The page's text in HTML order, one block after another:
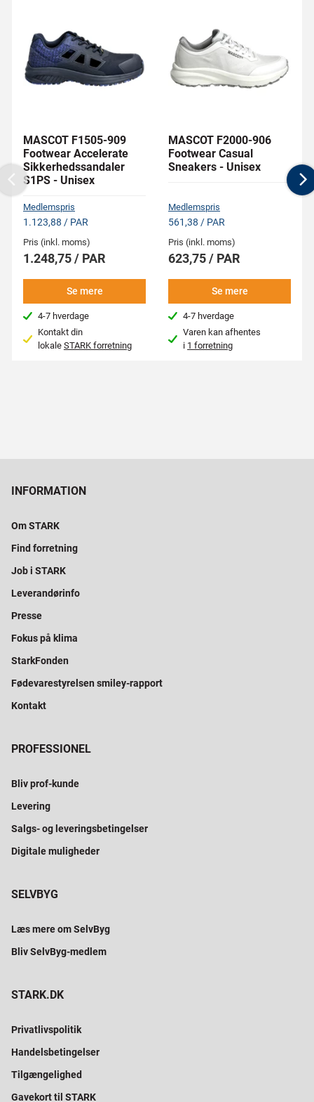
MASCOT F1505-909
Footwear Accelerate
Sikkerhedssandaler
S1PS - Unisex
Medlemspris
1.123,88 / PAR
Pris (inkl. moms)
1.248,75 / PAR
Se mere
4-7 hverdage
Kontakt din
lokale STARK forretning
MASCOT F2000-906
Footwear Casual
Sneakers - Unisex
Medlemspris
561,38 / PAR
Pris (inkl. moms)
623,75 / PAR
Se mere
4-7 hverdage
Varen kan afhentes
i 1 forretning
Previous
INFORMATION
Om STARK
Find forretning
Job i STARK
Leverandørinfo
Presse
Fokus på klima
StarkFonden
Fødevarestyrelsen smiley-rapport
Kontakt
PROFESSIONEL
Bliv prof-kunde
Levering
Salgs- og leveringsbetingelser
Digitale muligheder
SELVBYG
Læs mere om SelvByg
Bliv SelvByg-medlem
STARK.DK
Privatlivspolitik
Handelsbetingelser
Tilgængelighed
Gavekort til STARK